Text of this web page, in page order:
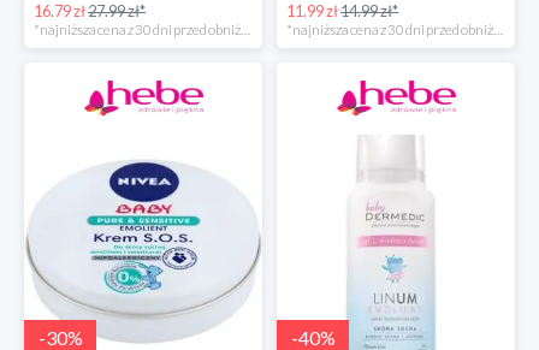
16.79 zł27.99 zł*
*najniższa cena z 30 dni przed obniżką
11.99 zł14.99 zł*
*najniższa cena z 30 dni przed obniżką
-30% -40%